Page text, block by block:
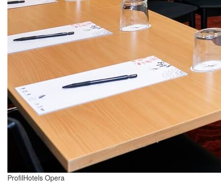
ProfilHotels Opera